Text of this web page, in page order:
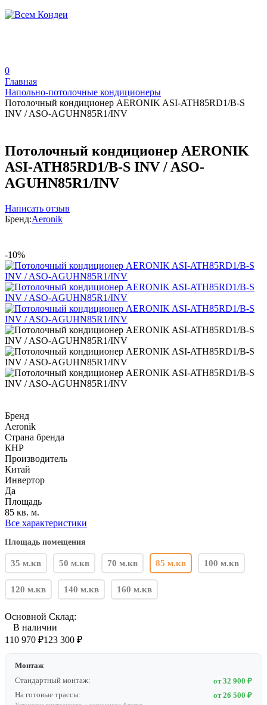
0
Главная
Напольно-потолочные кондиционеры
Потолочный кондиционер AERONIK ASI-ATH85RD1/B-S
INV / ASO-AGUHN85R1/INV
Потолочный кондиционер AERONIK
ASI-ATH85RD1/B-S INV / ASO-
AGUHN85R1/INV
Написать отзыв
Бренд:Aeronik
-10%
Бренд
Aeronik
Страна бренда
КНР
Производитель
Китай
Инвертор
Да
Площадь
85 кв. м.
Все характеристики
Площадь помещения
35 м.кв 50 м.кв 70 м.кв 85 м.кв 100 м.кв
120 м.кв 140 м.кв 160 м.кв
Основной Склад:
В наличии
110 970 ₽123 300 ₽
Монтаж
Стандартный монтаж:
от 32 900 ₽
На готовые трассы:
от 26 500 ₽